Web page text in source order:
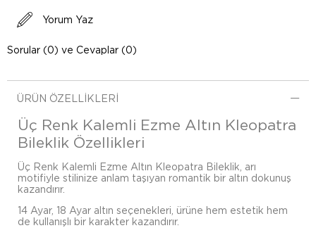
Yorum Yaz
Sorular (0) ve Cevaplar (0)
ÜRÜN ÖZELLIKLERI
Üç Renk Kalemli Ezme Altın Kleopatra
Bileklik Özellikleri
Üç Renk Kalemli Ezme Altın Kleopatra Bileklik, arı
motifiyle stilinize anlam taşıyan romantik bir altın dokunuş
kazandırır.
14 Ayar, 18 Ayar altın seçenekleri, ürüne hem estetik hem
de kullanışlı bir karakter kazandırır.